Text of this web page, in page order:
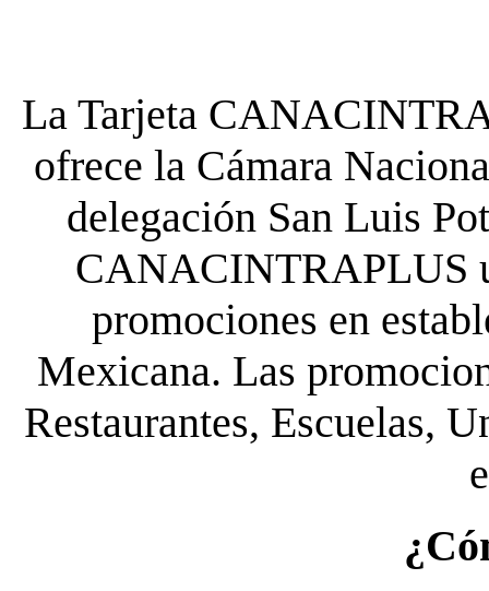
La Tarjeta
ofrece la Cámara
delegación San Luis
CANACINTRAPLUS
promociones en
Mexicana. Las
Restaurantes, Escuelas,